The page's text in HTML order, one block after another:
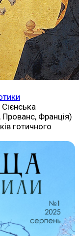
Франція)
готичного